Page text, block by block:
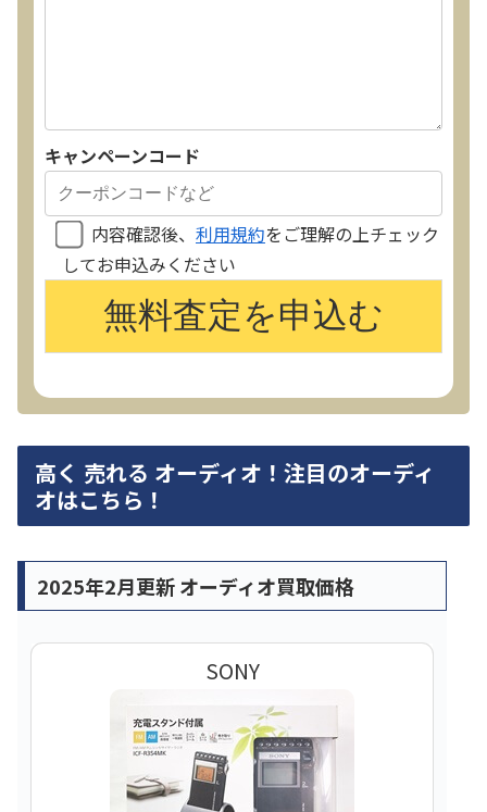
キャンペーンコード
内容確認後、 利用規約をご理解の上チェック
してお申込みください
高く 売れる オーディオ！注目のオーディ
オはこちら！
2025年2月更新 オーディオ買取価格
SONY